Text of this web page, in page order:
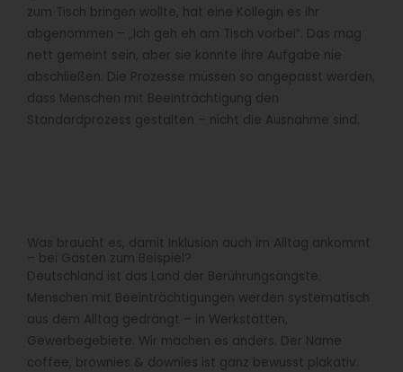
zum Tisch bringen wollte, hat eine Kollegin es ihr
abgenommen – „Ich geh eh am Tisch vorbei“. Das mag
nett gemeint sein, aber sie konnte ihre Aufgabe nie
abschließen. Die Prozesse müssen so angepasst werden,
dass Menschen mit Beeinträchtigung den
Standardprozess gestalten – nicht die Ausnahme sind.
Was braucht es, damit Inklusion auch im Alltag ankommt
– bei Gästen zum Beispiel?
Deutschland ist das Land der Berührungsängste.
Menschen mit Beeinträchtigungen werden systematisch
aus dem Alltag gedrängt – in Werkstätten,
Gewerbegebiete. Wir machen es anders. Der Name
coffee, brownies & downies ist ganz bewusst plakativ.